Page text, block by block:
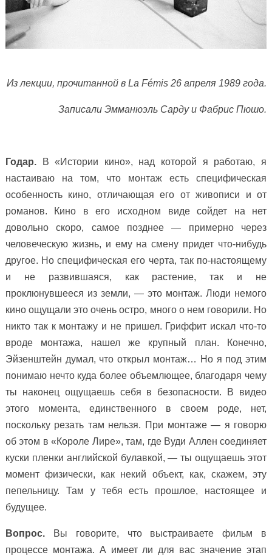
Из лекции, прочитанной в La Fémis 26 апреля 1989 года.
Записали Эмманюэль Сарду и Фабрис Пюшо.
Годар.В «Истории кино», над которой я работаю, я
настаиваю на том, что монтаж есть специфическая
особенность кино, отличающая его от живописи и от
романов. Кино в его исходном виде сойдет на нет
довольно скоро, самое позднее — примерно через
человеческую жизнь, и ему на смену придет что-нибудь
другое. Но специфическая его черта, так по-настоящему
и не развившаяся, как растение, так и не
проклюнувшееся из земли, — это монтаж. Люди немого
кино ощущали это очень остро, много о нем говорили. Но
никто так к монтажу и не пришел. Гриффит искал что-то
вроде монтажа, нашел же крупный план. Конечно,
Эйзенштейн думал, что открыл монтаж… Но я под этим
понимаю нечто куда более объемлющее, благодаря чему
ты наконец ощущаешь себя в безопасности. В видео
этого момента, единственного в своем роде, нет,
поскольку резать там нельзя. При монтаже — я говорю
об этом в «Короле Лире», там, где Вуди Аллен соединяет
куски пленки английской булавкой, — ты ощущаешь этот
момент физически, как некий объект, как, скажем, эту
пепельницу. Там у тебя есть прошлое, настоящее и
будущее.
Вопрос.
Вы говорите, что выстраиваете фильм в
процессе монтажа. А имеет ли для вас значение этап